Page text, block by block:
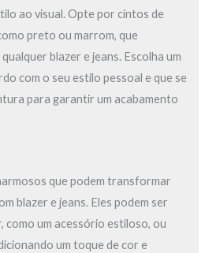
ao visual. Opte por cintos de
preto ou marrom, que
blazer e jeans. Escolha um
com o seu estilo pessoal e que se
para garantir um acabamento
que podem transformar
blazer e jeans. Eles podem ser
como um acessório estiloso, ou
um toque de cor e